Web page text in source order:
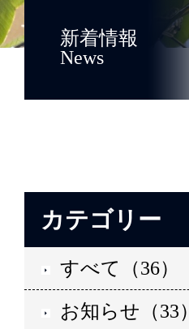
新着情報
News
カテゴリー
すべて（36）
お知らせ（33）